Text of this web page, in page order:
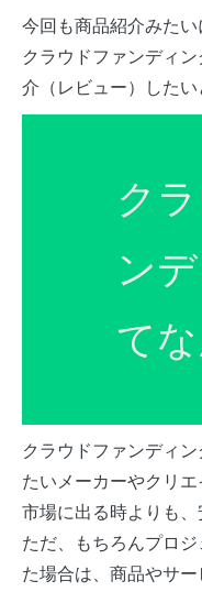
今回も商品紹介みたい
クラウドファンディ
介（レビュー）したい
ク
ン
て
クラウドファンディ
たいメーカーやクリ
市場に出る時よりも、
ただ、もちろんプロ
た場合は、商品やサ